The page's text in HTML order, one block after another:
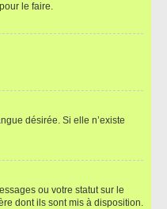
le faire.
désirée. Si elle n’existe
ou votre statut sur le
dont ils sont mis à disposition.